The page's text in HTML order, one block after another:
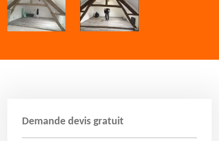
Demande devis gratuit